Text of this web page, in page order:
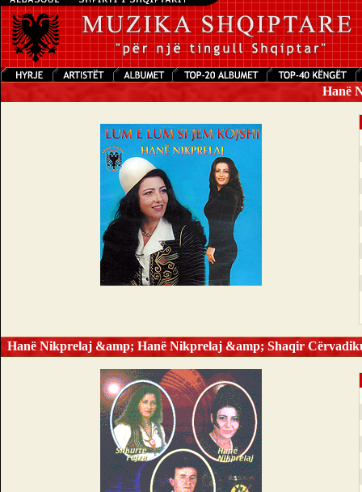
Hanë
Hanë Nikprelaj &amp; Hanë Nikprelaj &amp; Shaqir